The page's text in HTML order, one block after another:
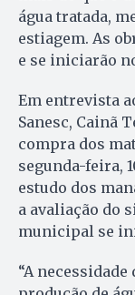
água tratada,
estiagem. As
e se iniciarão
Em entrevista
Sanesc, Cainã
compra dos
segunda-feira,
estudo dos
a avaliação do
municipal se
“A